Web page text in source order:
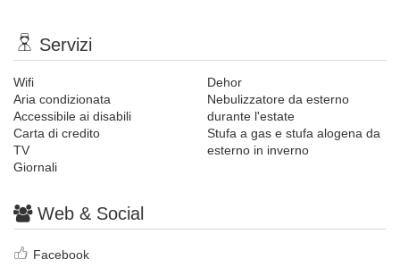
Servizi
Wifi
Aria condizionata
Accessibile ai disabili
Carta di credito
TV
Giornali
Dehor
Nebulizzatore da esterno
durante l'estate
Stufa a gas e stufa alogena da
esterno in inverno
Web & Social
Facebook